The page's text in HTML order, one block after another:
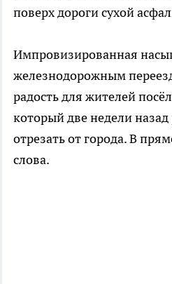
поверх дороги сухой
Импровизированная
железнодорожным
радость для жителей
который две недели
отрезать от города. В
слова.